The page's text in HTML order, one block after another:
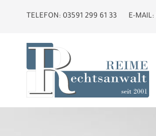
TELEFON: 03591 299 61 33 E-MAIL: